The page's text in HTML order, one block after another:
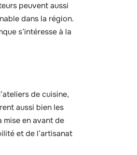
peuvent aussi
dans la région.
s’intéresse à la
de cuisine,
aussi bien les
mise en avant de
et de l’artisanat